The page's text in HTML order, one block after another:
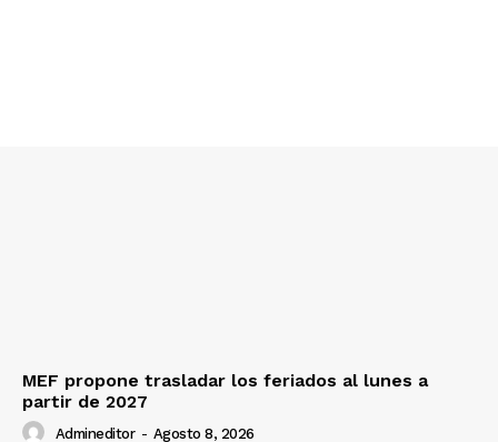
MEF propone trasladar los feriados al lunes a
partir de 2027
Admineditor - Agosto 8, 2026